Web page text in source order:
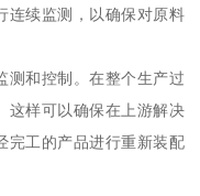
连续监测，以确保对原料
测和控制。在整个生产过
这样可以确保在上游解决
完工的产品进行重新装配